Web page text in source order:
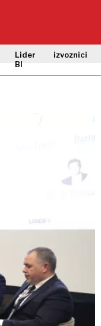
Lider
BI
izvoznici